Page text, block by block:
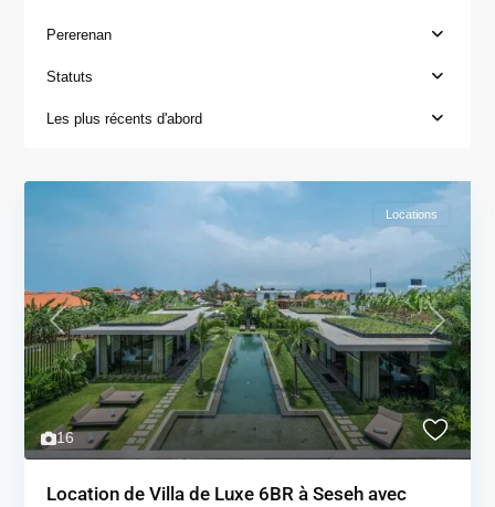
Pererenan
Statuts
Les plus récents d'abord
16
Previous Next
Locations
Location de Villa de Luxe 6BR à Seseh avec